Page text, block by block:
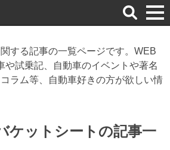
検
索
する記事の一覧ページです。WEB
や試乗記、自動車のイベントや著名
ラム等、自動車好きの方が欲しい情
ケットシート の記事一